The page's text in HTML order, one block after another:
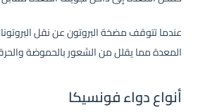
المعدة مما يقلل من الشعور بالحموضة
أنواع دواء فونسيكا